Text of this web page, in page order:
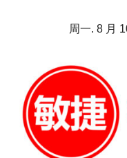
周一. 8 月